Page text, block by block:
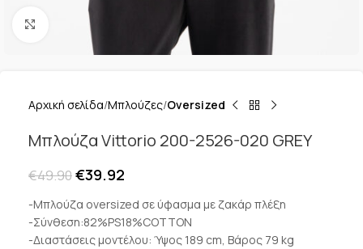
Κλικ για μεγέθυνση
Αρχική σελίδα Μπλούζες Oversized
Μπλούζα Vittorio 200-2526-020 GREY
€49.90€39.92
-Μπλούζα oversized σε ύφασμα με ζακάρ πλέξη
-Σύνθεση:82%PS18%COTTON
-Διαστάσεις μοντέλου: Ύψος 189 cm, Βάρος 79 kg